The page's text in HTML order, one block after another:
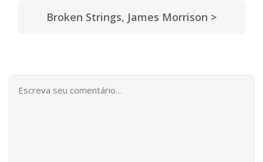
Broken Strings, James Morrison >